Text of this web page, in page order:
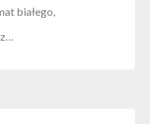
białego,